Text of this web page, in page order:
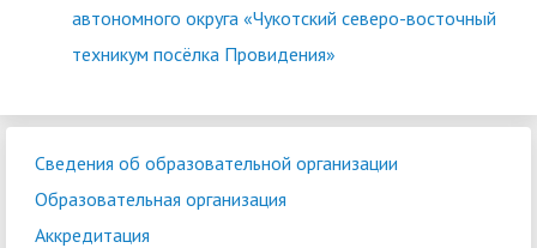
автономного округа «Чукотский северо-восточный
техникум посёлка Провидения»
Сведения об образовательной организации
Образовательная организация
Аккредитация